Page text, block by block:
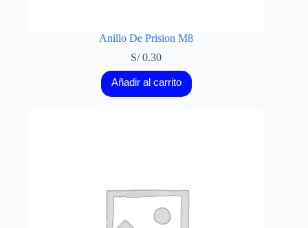
Anillo De Prision M8
S/0.30
Añadir al carrito